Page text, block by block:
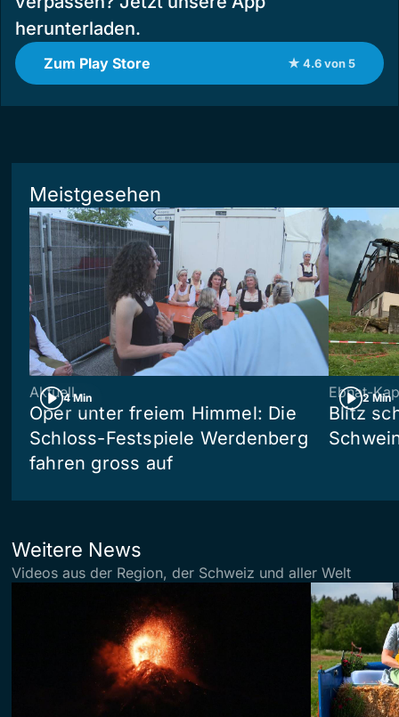
herunterladen.
Zum Play Store ★ 4.6 von 5
Meistgesehen
4 Min
Aktuell
Oper unter freiem Himmel: Die
Schloss-Festspiele Werdenberg
fahren gross auf
2 Min
Ebnat-
Blitz
Weitere News
Videos aus der Region, der Schweiz und aller Welt